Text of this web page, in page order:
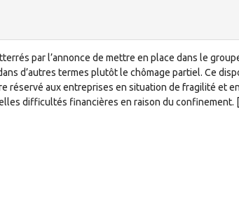
par l’annonce de mettre en place dans le
d’autres termes plutôt le chômage partiel. Ce
réservé aux entreprises en situation de fragilité et
difficultés financières en raison du confinement.